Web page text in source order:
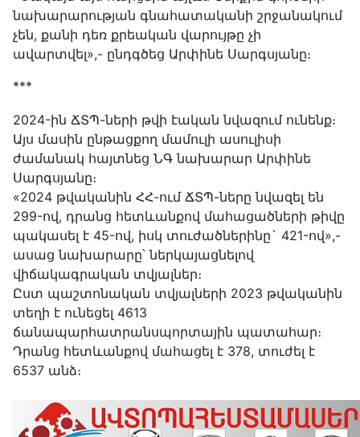
նախարարության գնահատականի շրջանակում
չեն, քանի դեռ քրեական վարույթը չի
ավարտվել»,- ընդգծեց Արփինե Սարգսյանը։
***
2024-ին ՃՏՊ-ների թվի էական նվազում ունենք։
Այս մասին ընթացքող մամուլի ասուլիսի
ժամանակ հայտնեց ՆԳ նախարար Արփինե
Սարգսյանը։
«2024 թվականին ՀՀ-ում ՃՏՊ-ները նվազել են
299-ով, դրանց հետևանքով մահացածների թիվը
պակասել է 45-ով, իսկ տուժածներինը` 421-ով»,-
ասաց նախարարը՝ ներկայացնելով
վիճակագրական տվյալներ։
Ըստ պաշտոնական տվյալների 2023 թվականին
տեղի է ունեցել 4613
ճանապարհատրանսպորտային պատահար։
Դրանց հետևանքով մահացել է 378, տուժել է
6537 անձ։